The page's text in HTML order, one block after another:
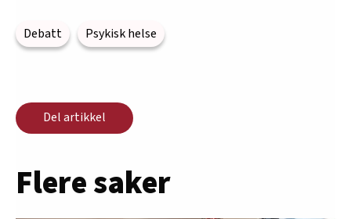
Debatt Psykisk helse
Del artikkel
Flere saker